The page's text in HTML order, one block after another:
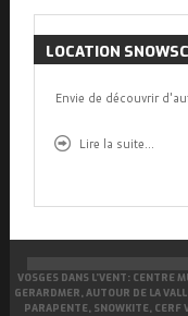
LOCATION
Envie de découvrir
Lire la suite...
VOSGES DANS L’VENT: CENTRE
GERARDMER, AUTOUR DE LA
PARAPENTE, SNOWKITE, CERF